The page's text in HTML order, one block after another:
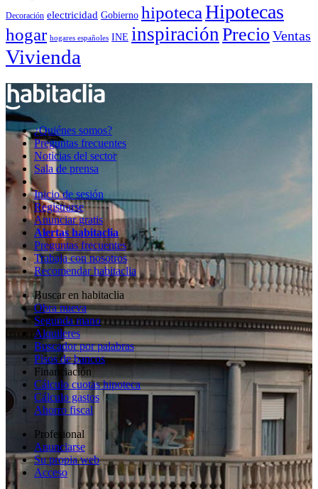
Decoración electricidad Gobierno hipotecaHipotecas
hogar hogares españoles INE inspiración Precio Ventas
Vivienda
¿Quiénes somos?
Preguntas frecuentes
Noticias del sector
Sala de prensa
Inicio de sesión
Registrarse
Anunciar gratis
Alertas habitaclia
Preguntas frecuentes
Trabaja con nosotros
Recomendar habitaclia
Buscar en habitaclia
Obra nueva
Segunda mano
Alquileres
Buscador por palabras
Pisos de bancos
Financiación
Cálculo cuotas hipoteca
Cálculo gastos
Ahorro fiscal
Profesional
Anunciarse
Su propia web
Acceso